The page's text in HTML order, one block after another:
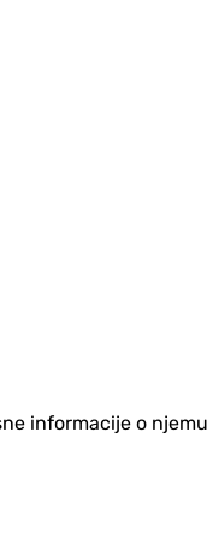
informacije o